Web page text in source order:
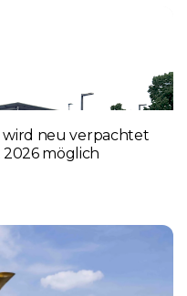
wird neu verpachtet
möglich